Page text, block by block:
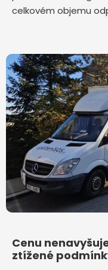
celkovém objemu
Cenu
ztížené